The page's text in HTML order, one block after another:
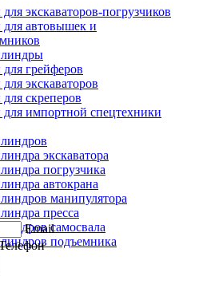
экскаваторов-погрузчиков
автовышек и
грейферов
экскаваторов
скреперов
импортной спецтехники
экскаватора
погрузчика
автокрана
манипулятора
пресса
самосвала
подъемника
Email